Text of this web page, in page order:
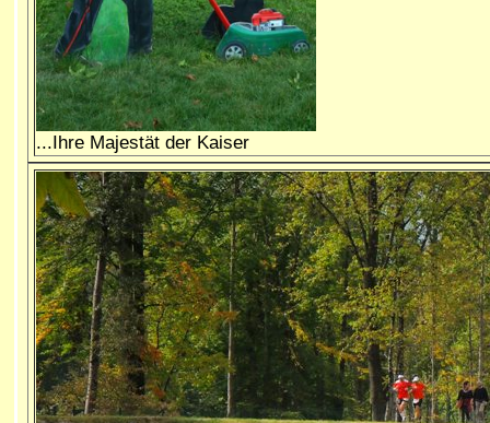
...Ihre Majestät der Kaiser